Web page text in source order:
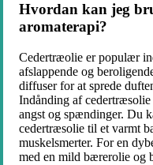
Hvordan kan jeg
aromaterapi?
Cedertræolie er populær
afslappende og
diffuser for at sprede
Indånding af cedertræsolie
angst og spændinger. Du
cedertræsolie til et varmt
muskelsmerter. For en
med en mild bærerolie og